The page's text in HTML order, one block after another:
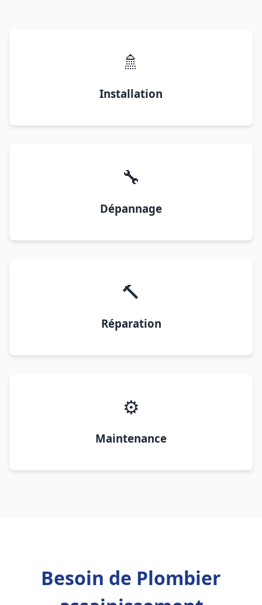
🚿
Installation
🔧
Dépannage
🔨
Réparation
⚙️
Maintenance
Besoin de Plombier